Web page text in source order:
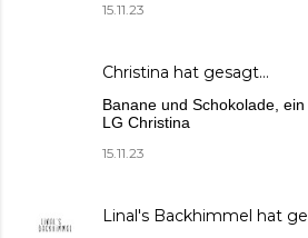
15.11.23
Christina hat gesagt…
Banane und Schokolade,
LG Christina
15.11.23
Linal's Backhimmel hat